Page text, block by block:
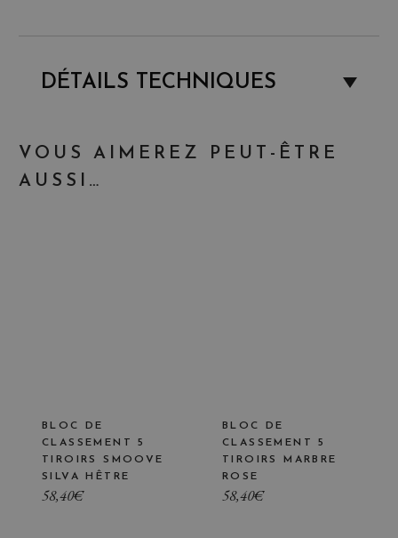
DÉTAILS TECHNIQUES
VOUS AIMEREZ PEUT-ÊTRE
AUSSI…
BLOC DE
CLASSEMENT 5
TIROIRS SMOOVE
SILVA HÊTRE
58,40€
BLOC DE
CLASSEMENT 5
TIROIRS MARBRE
ROSE
58,40€